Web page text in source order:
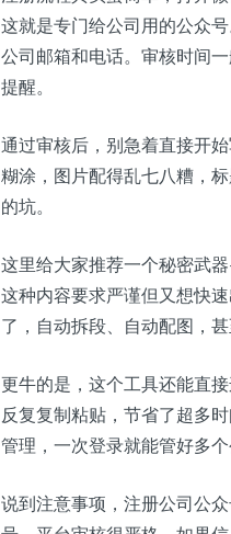
这就是专门给公司用的公众
公司邮箱和电话。审核时间
提醒。
通过审核后，别急着直接开
糊涂，图片配得乱七八糟，
的坑。
这里给大家推荐一个秘密武
这种内容要求严谨但又想快
了，自动拆段、自动配图，
更牛的是，这个工具还能直
反复复制粘贴，节省了超多
管理，一次登录就能管好多
说到注意事项，注册公司公